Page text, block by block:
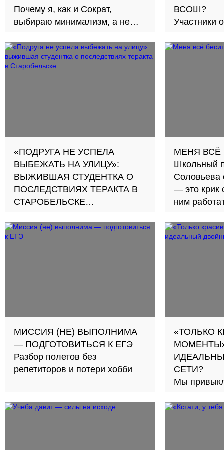
Почему я, как и Сократ,
выбираю минимализм, а не
ВСОШ?
Участники
«ПОДРУГА НЕ УСПЕЛА
ВЫБЕЖАТЬ НА УЛИЦУ»:
ВЫЖИВШАЯ СТУДЕНТКА О
ПОСЛЕДСТВИЯХ ТЕРАКТА В
СТАРОБЕЛЬСКЕ
погибших рассказали
подробности страшной
МЕНЯ ВСЁ
Школьный
Соловьева
— это крик
ним
МИССИЯ (НЕ) ВЫПОЛНИМА
— ПОДГОТОВИТЬСЯ К ЕГЭ
Разбор полетов без
репетиторов и потери хобби
«ТОЛЬКО
СЕТИ?
Мы
нас